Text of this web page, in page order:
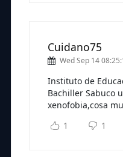
Cuidano75
Wed Sep 14
Instituto de
Bachiller Sabuco
xenofobia,cosa
1
1